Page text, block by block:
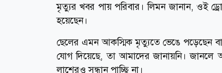
মৃত্যুর খবর পায় পরিবার। লিমন জানান, ওই
হয়েছেন।
ছেলের এমন আকস্মিক মৃত্যুতে ভেঙে পড়েছেন
যোগ দিয়েছে, তা আমাদের জানায়নি।
লাশেরও সন্ধান পাচ্ছি না।